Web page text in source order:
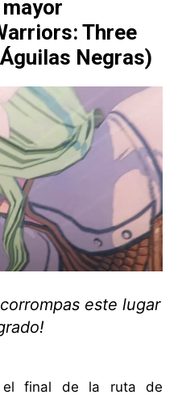
Three
Negras)
este lugar
el final de la ruta de